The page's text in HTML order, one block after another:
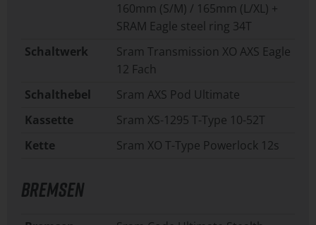
160mm (S/M) / 165mm (L/XL) +
SRAM Eagle steel ring 34T
Schaltwerk
Sram Transmission XO AXS Eagle
12 Fach
Schalthebel
Sram AXS Pod Ultimate
Kassette
Sram XS-1295 T-Type 10-52T
Kette
Sram XO T-Type Powerlock 12s
BREMSEN